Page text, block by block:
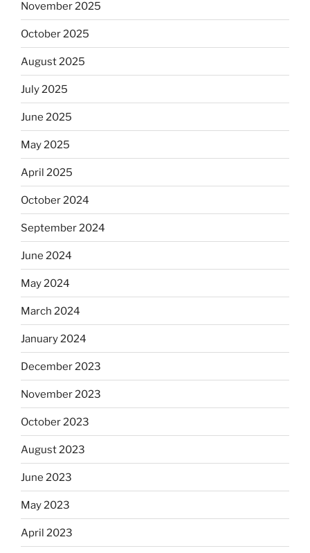
November 2025
October 2025
August 2025
July 2025
June 2025
May 2025
April 2025
October 2024
September 2024
June 2024
May 2024
March 2024
January 2024
December 2023
November 2023
October 2023
August 2023
June 2023
May 2023
April 2023